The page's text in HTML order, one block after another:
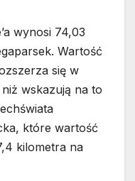
wynosi 74,03
Wartość
się w
wskazują na to
które wartość
kilometra na